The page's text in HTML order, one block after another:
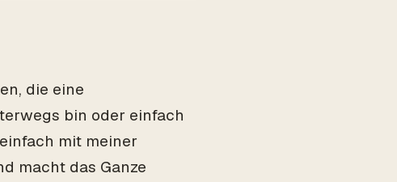
die eine
bin oder einfach
mit meiner
macht das Ganze